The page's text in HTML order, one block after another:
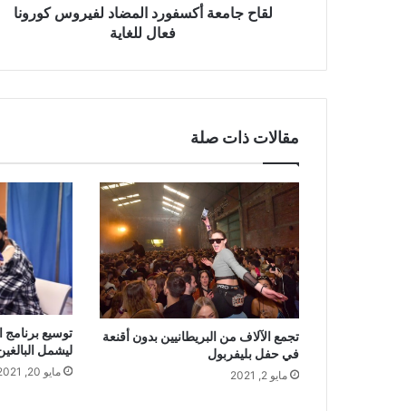
لقاح جامعة أكسفورد المضاد لفيروس كورونا
فعال للغاية
مقالات ذات صلة
تجمع الآلاف من البريطانيين بدون أقنعة
في حفل بليفربول
مايو 2, 2021
توسيع برنامج
ليشمل البالغين
مايو 20, 2021